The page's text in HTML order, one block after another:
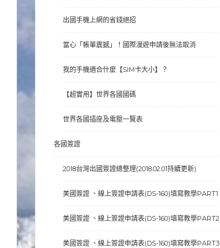
出國手機上網的省錢絕招
當心「帳單震撼」！國際漫遊申請後無法取消
我的手機適合什麼【SIM卡大小】？
【超實用】世界各國國碼
世界各國插座及電壓一覽表
各國簽證
2018台灣出國簽證總整理(2018.02.01持續更新)
美國簽證 、線上簽證申請表(DS-160)填寫教學PART1
美國簽證 、線上簽證申請表(DS-160)填寫教學PART2
美國簽證 、線上簽證申請表(DS-160)填寫教學PART3